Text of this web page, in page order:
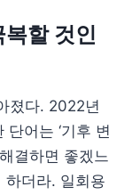
할 것인
졌다. 2022년
어는 ‘기후 변
결하면 좋겠느
하더라. 일회용